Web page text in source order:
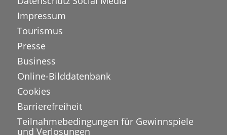
Impressum
Tourismus
Presse
Business
Online-Bilddatenbank
Cookies
Barrierefreiheit
Teilnahmebedingungen für Gewinnspiele
und Verlosungen